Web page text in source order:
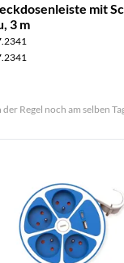
mit
3 m
Regel noch am selben